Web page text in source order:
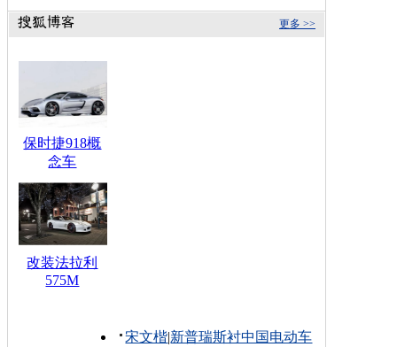
更多 >>
保时捷918概
念车
改装法拉利
575M
宋文楷|新普瑞斯衬中国电动车